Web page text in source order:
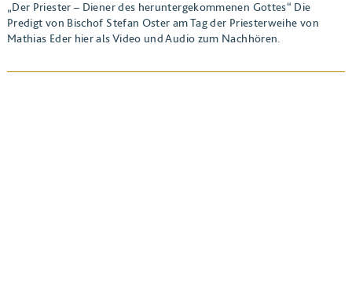
„Der Priester – Diener des heruntergekommenen Gottes“ Die
Predigt von Bischof Stefan Oster am Tag der Priesterweihe von
Mathias Eder hier als Video und Audio zum Nachhören.